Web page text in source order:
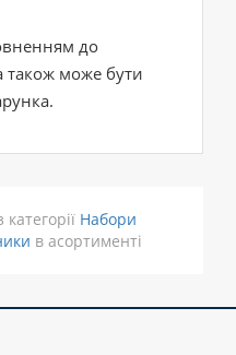
до
також може бути
Набори
в асортименті